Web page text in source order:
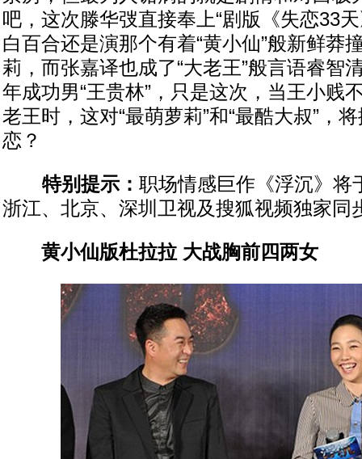
吧，这次滕华弢直接奉上“剧版《失恋33
白百合还是演那个有着“黄小仙”般新鲜莽
莉，而张嘉译也成了“大老王”般言语睿智
年成功男“王贵林”，只是这次，当王小贱
老王时，这对“最萌萝莉”和“最酷大叔”，
恋？
特别提示： 职场情感巨作《浮沉》将
浙江、北京、深圳卫视及搜狐视频独家同
黄小仙版杜拉拉 大战胸前四两女